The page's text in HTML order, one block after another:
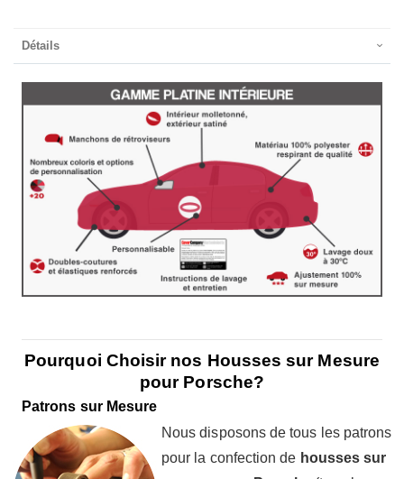
Détails
Pourquoi Choisir nos Housses sur Mesure
pour Porsche?
Patrons sur Mesure
Nous disposons de tous les patrons
pour la confection de housses sur